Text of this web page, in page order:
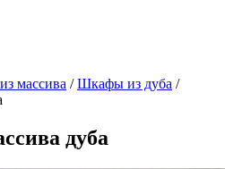
массива /Шкафы из дуба /
дуба